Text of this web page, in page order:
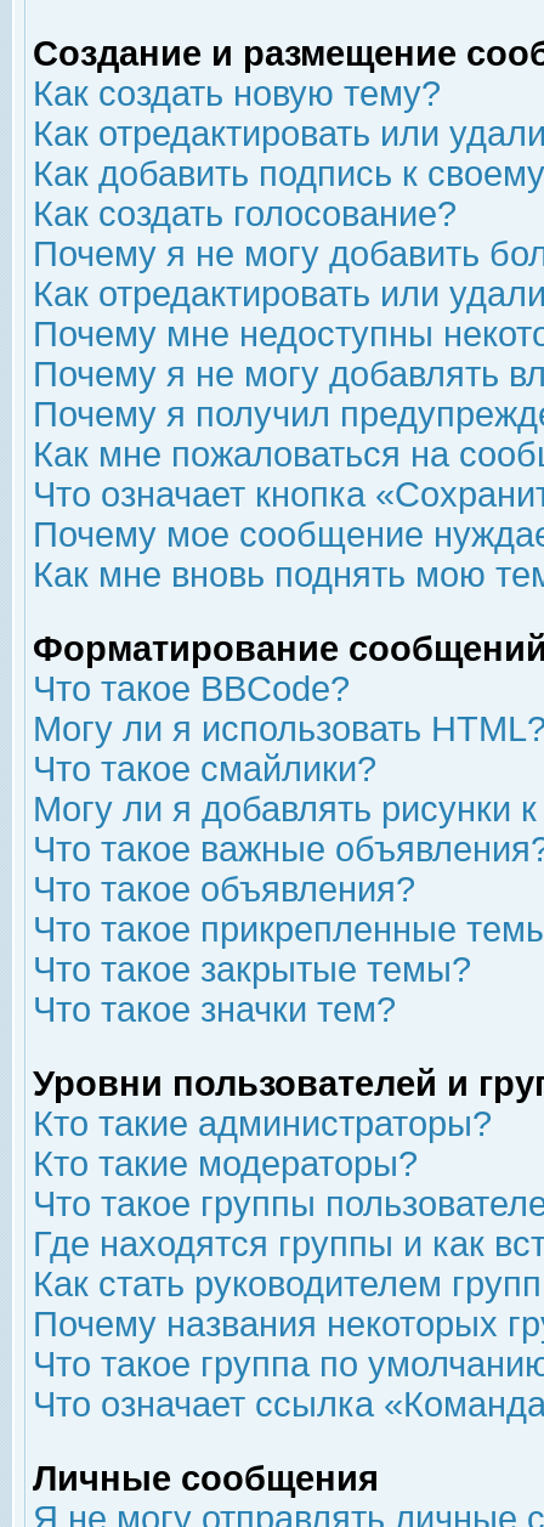
Создание и размещение
Как создать новую тему?
Как отредактировать или
Как добавить подпись к
Как создать голосование?
Почему я не могу добавить
Как отредактировать или
Почему мне недоступны
Почему я не могу добавлять
Почему я получил
Как мне пожаловаться на
Что означает кнопка
Почему мое сообщение
Как мне вновь поднять мою
Форматирование
Что такое BBCode?
Могу ли я использовать
Что такое смайлики?
Могу ли я добавлять рисунки
Что такое важные
Что такое объявления?
Что такое прикрепленные
Что такое закрытые темы?
Что такое значки тем?
Уровни пользователей и
Кто такие администраторы?
Кто такие модераторы?
Что такое группы
Где находятся группы и как
Как стать руководителем
Почему названия некоторых
Что такое группа по
Что означает ссылка
Личные сообщения
Я не могу отправлять личные